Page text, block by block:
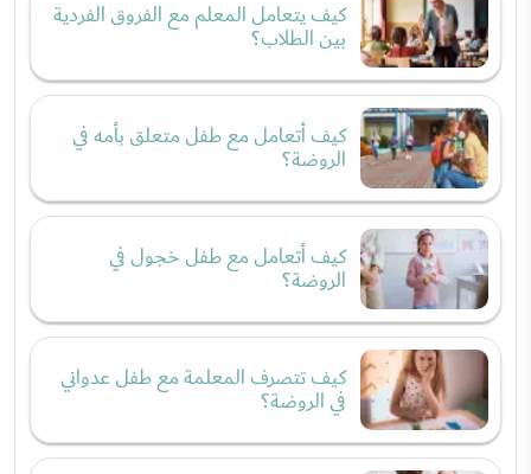
كيف يتعامل المعلم مع الفروق الفردية
بين الطلاب؟
كيف أتعامل مع طفل متعلق بأمه في
الروضة؟
كيف أتعامل مع طفل خجول في
الروضة؟
كيف تتصرف المعلمة مع طفل عدواني
في الروضة؟